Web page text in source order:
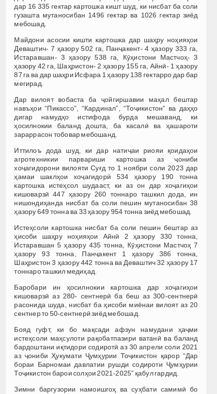
дар 16 335 гектар картошка кишт шуд, ки нисбат ба соли
гузашта мутаносибан 1496 гектар ва 1026 гектар зиёд
мебошад.
Майдони асосии кишти картошка дар шаҳру ноҳияҳои
Деваштич- 7 ҳазору 502 га, Панҷакент- 4 ҳазору 333 га,
Истаравшан- 3 ҳазору 538 га, Кӯҳистони Мастчоҳ- 3
ҳазору 42 га, Шаҳристон- 2 ҳазору 155 га, Айнӣ- 1 ҳазору
87 га ва дар шаҳри Исфара 1 ҳазору 138 гектарро дар бар
мегирад.
Дар вилоят вобаста ба ҷойгиршавии маҳал бештар
навъҳои “Пикассо”, “Кардинал”, “Тоҷикистон” ва даҳҳо
дигар намудҳо истифода бурда мешаванд, ки
ҳосилнокии баланд дошта, ба касалӣ ва ҳашароти
зараррасон тобовар мебошанд.
Иттилоъ дода шуд, ки дар натиҷаи риояи қоидаҳои
агротехникии парвариши картошка аз ҷониби
хоҷагидорони вилояти Суғд то 1 ноябри соли 2023 дар
ҳамаи шаклҳои хоҷагидорӣ 534 ҳазору 190 тонна
картошка истеҳсол шудааст, ки аз он дар хоҷагиҳои
кишоварзӣ 447 ҳазору 260 тоннаро ташкил дода, ин
нишондиҳанда нисбат ба соли пешин мутаносибан 38
ҳазору 649 тонна ва 33 ҳазору 954 тонна зиёд мебошад.
Истеҳсоли картошка нисбат ба соли пешин бештар аз
ҳисоби шаҳру ноҳияҳои Айнӣ 2 ҳазору 330 тонна,
Истаравшан 5 ҳазору 435 тонна, Кӯҳистони Мастчоҳ 7
ҳазору 93 тонна, Панҷакент 1 ҳазору 386 тонна,
Шаҳристон 3 ҳазору 442 тонна ва Деваштич 32 ҳазору 17
тоннаро ташкил медиҳад.
Баробари ин ҳосилнокии картошка дар хоҷагиҳои
кишоварзӣ аз 280- сентнерӣ ба беш аз 300-сентнерӣ
расонида шуда, нисбат ба ҳисоби миёнаи вилоят аз 20
сентнер то 50-сентнерӣ зиёд мебошад.
Бояд гуфт, ки бо мақсади афзун намудани ҳаҷми
истеҳсоли маҳсулоти рақобатпазири ватанӣ ва баланд
бардоштани иқтидори содиротӣ аз 30 апрели соли 2021
аз ҷониби Ҳукумати Ҷумҳурии Тоҷикистон қарор “Дар
бораи Барномаи давлатии рушди содироти Ҷумҳурии
Тоҷикистон барои солҳои 2021-2025” қабул гардид.
Зимни баргузории намоишгоҳ ва суҳбати самимӣ бо